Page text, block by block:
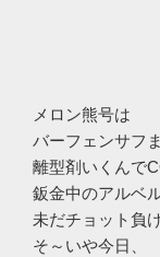
メロン熊号は
バーフェンサフ
離型剤いくんで
鈑金中のアルベ
未だチョット負
そ～いや今日、